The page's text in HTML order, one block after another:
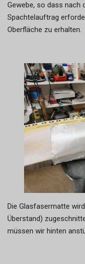
Gewebe, so dass nach
Spachtelauftrag
Oberfläche zu erhalten.
Die Glasfasermatte
Überstand)
müssen wir hinten